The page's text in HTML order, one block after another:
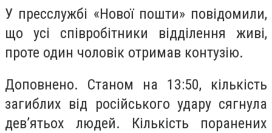
У пресслужбі «Нової пошти» повідомили,
що усі співробітники відділення живі,
проте один чоловік отримав контузію.
Доповнено. Станом на 13:50, кількість
загиблих від російського удару сягнула
дев’ятьох людей. Кількість поранених